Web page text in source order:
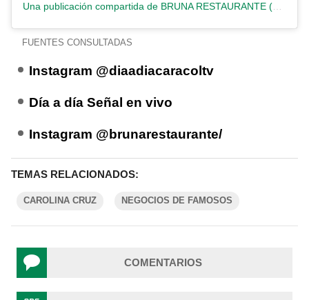
Una publicación compartida de BRUNA RESTAURANTE (@brunarestaurante)
FUENTES CONSULTADAS
Instagram @diaadiacaracoltv
Día a día Señal en vivo
Instagram @brunarestaurante/
TEMAS RELACIONADOS:
CAROLINA CRUZ NEGOCIOS DE FAMOSOS
COMENTARIOS